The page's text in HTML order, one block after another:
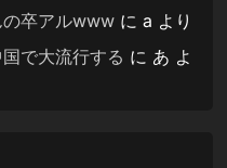
の卒アルwwwに a より
国で大流行する に あ よ